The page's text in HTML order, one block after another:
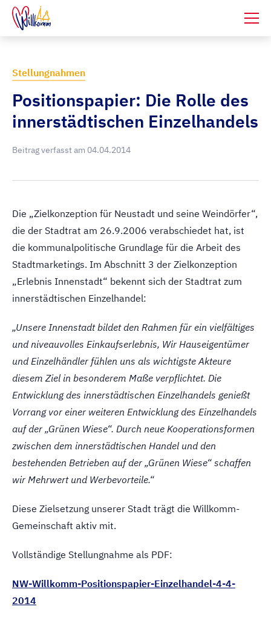
Stellungnahmen
Positionspapier: Die Rolle des
innerstädtischen Einzelhandels
Beitrag verfasst am 04.04.2014
Die „Zielkonzeption für Neustadt und seine Weindörfer“,
die der Stadtrat am 26.9.2006 verabschiedet hat, ist
die kommunalpolitische Grundlage für die Arbeit des
Stadtmarketings. Im Abschnitt 3 der Zielkonzeption
„Erlebnis Innenstadt“ bekennt sich der Stadtrat zum
innerstädtischen Einzelhandel:
„Unsere Innenstadt bildet den Rahmen für ein vielfältiges
und niveauvolles Einkaufserlebnis, Wir Hauseigentümer
und Einzelhändler fühlen uns als wichtigste Akteure
diesem Ziel in besonderem Maße verpflichtet. Die
Entwicklung des innerstädtischen Einzelhandels genießt
Vorrang vor einer weiteren Entwicklung des Einzelhandels
auf der „Grünen Wiese“. Durch neue Kooperationsformen
zwischen dem innerstädtischen Handel und den
bestehenden Betrieben auf der „Grünen Wiese“ schaffen
wir Mehrwert und Werbevorteile.“
Diese Zielsetzung unserer Stadt trägt die Willkomm-
Gemeinschaft aktiv mit.
Vollständige Stellungnahme als PDF:
NW-Willkomm-Positionspapier-Einzelhandel-4-4-
2014